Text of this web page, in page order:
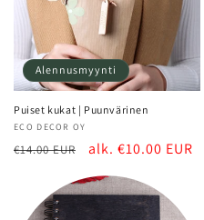
Alennusmyynti
Puiset kukat | Puunvärinen
Myyjä:
ECO DECOR OY
Normaalihinta
€14.00 EUR Alennushinta
alk. €10.00 EUR